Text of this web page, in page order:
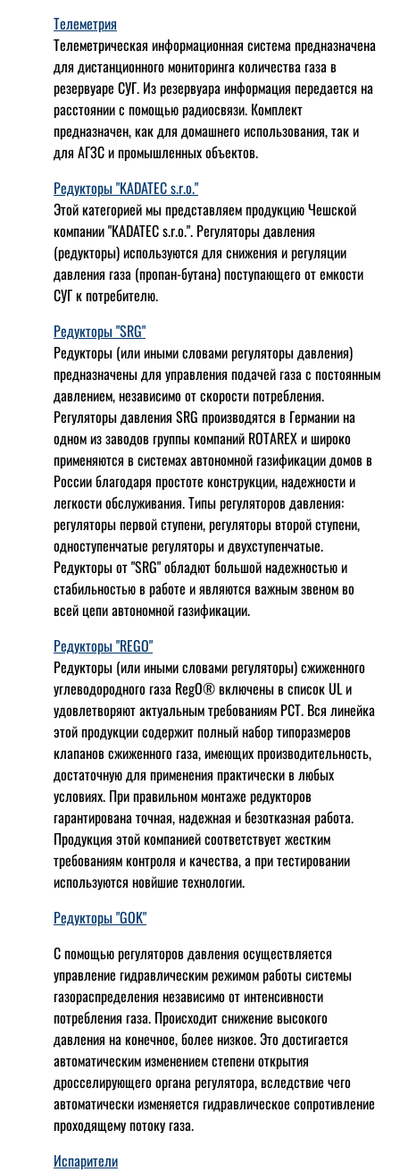
Телеметрия
Телеметрическая информационная система предназначена
для дистанционного мониторинга количества газа в
резервуаре СУГ. Из резервуара информация передается на
расстоянии с помощью радиосвязи. Комплект
предназначен, как для домашнего использования, так и
для АГЗС и промышленных объектов.
Редукторы "KADATEC s.r.o."
Этой категорией мы представляем продукцию Чешской
компании "KADATEC s.r.o.". Регуляторы давления
(редукторы) используются для снижения и регуляции
давления газа (пропан-бутана) поступающего от емкости
СУГ к потребителю.
Редукторы "SRG"
Редукторы (или иными словами регуляторы давления)
предназначены для управления подачей газа с постоянным
давлением, независимо от скорости потребления.
Регуляторы давления SRG производятся в Германии на
одном из заводов группы компаний ROTAREX и широко
применяются в системах автономной газификации домов в
России благодаря простоте конструкции, надежности и
легкости обслуживания. Типы регуляторов давления:
регуляторы первой ступени, регуляторы второй ступени,
одноступенчатые регуляторы и двухступенчатые.
Редукторы от "SRG" обладют большой надежностью и
стабильностью в работе и являются важным звеном во
всей цепи автономной газификации.
Редукторы "REGO"
Редукторы (или иными словами регуляторы) сжиженного
углеводородного газа RegO® включены в список UL и
удовлетворяют актуальным требованиям РСТ. Вся линейка
этой продукции содержит полный набор типоразмеров
клапанов сжиженного газа, имеющих производительность,
достаточную для применения практически в любых
условиях. При правильном монтаже редукторов
гарантирована точная, надежная и безотказная работа.
Продукция этой компанией соответствует жестким
требованиям контроля и качества, а при тестировании
используются новйшие технологии.
Редукторы "GOK"
С помощью регуляторов давления осуществляется
управление гидравлическим режимом работы системы
газораспределения независимо от интенсивности
потребления газа. Происходит снижение высокого
давления на конечное, более низкое. Это достигается
автоматическим изменением степени открытия
дросселирующего органа регулятора, вследствие чего
автоматически изменяется гидравлическое сопротивление
проходящему потоку газа.
Испарители